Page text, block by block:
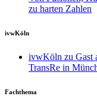
zu harten Zahlen
ivwKöln
ivwKöln zu Gast
TransRe in
Fachthema